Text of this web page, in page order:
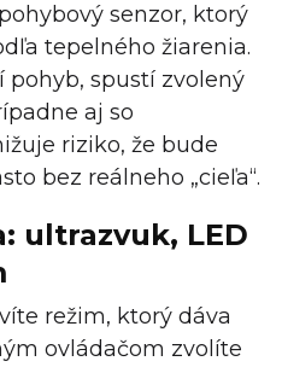
senzor, ktorý
tepelného žiarenia.
pohyb, spustí zvolený
aj so
riziko, že bude
bez reálneho „cieľa“.
ultrazvuk, LED
režim, ktorý dáva
ovládačom zvolíte